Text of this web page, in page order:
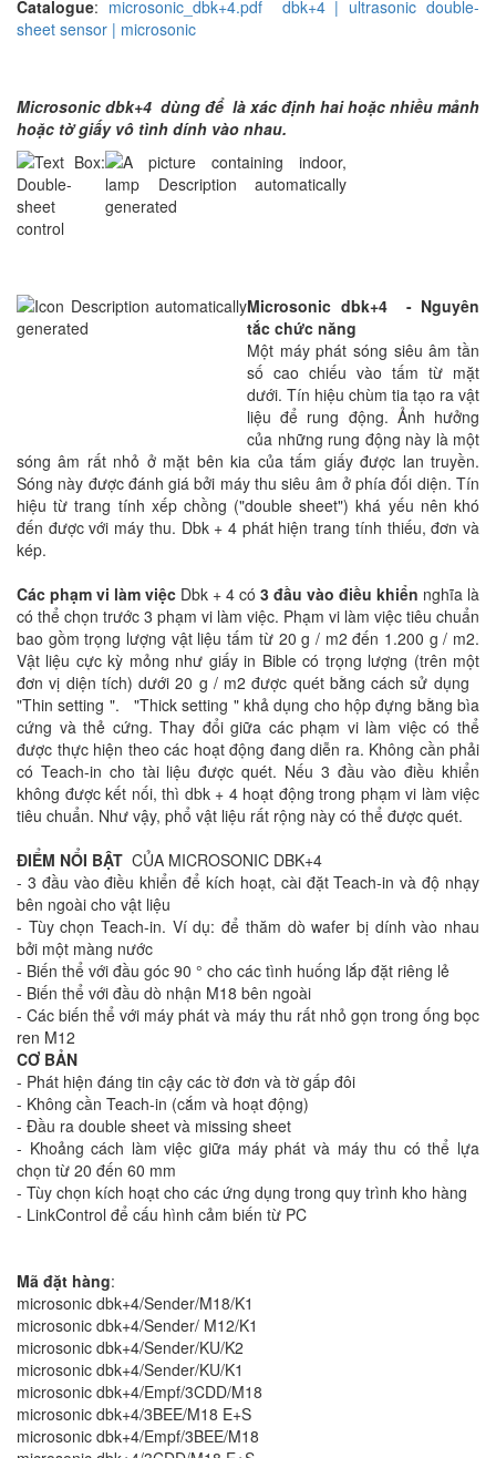
Catalogue: microsonic_dbk+4.pdf
dbk+4 | ultrasonic double-
sheet sensor | microsonic
Microsonic dbk+4 dùng để là xác định hai hoặc nhiều mảnh
hoặc tờ giấy vô tình dính vào nhau.
Microsonic dbk+4 - Nguyên
tắc chức năng
Một máy phát sóng siêu âm tần
số cao chiếu vào tấm từ mặt
dưới. Tín hiệu chùm tia tạo ra vật
liệu để rung động. Ảnh hưởng
của những rung động này là một
sóng âm rất nhỏ ở mặt bên kia của tấm giấy được lan truyền.
Sóng này được đánh giá bởi máy thu siêu âm ở phía đối diện. Tín
hiệu từ trang tính xếp chồng ("double sheet") khá yếu nên khó
đến được với máy thu. Dbk + 4 phát hiện trang tính thiếu, đơn và
kép.
Các phạm vi làm việc Dbk + 4 có 3 đầu vào điều khiển nghĩa là
có thể chọn trước 3 phạm vi làm việc. Phạm vi làm việc tiêu chuẩn
bao gồm trọng lượng vật liệu tấm từ 20 g / m2 đến 1.200 g / m2.
Vật liệu cực kỳ mỏng như giấy in Bible có trọng lượng (trên một
đơn vị diện tích) dưới 20 g / m2 được quét bằng cách sử dụng
"Thin setting ". "Thick setting " khả dụng cho hộp đựng bằng bìa
cứng và thẻ cứng. Thay đổi giữa các phạm vi làm việc có thể
được thực hiện theo các hoạt động đang diễn ra. Không cần phải
có Teach-in cho tài liệu được quét. Nếu 3 đầu vào điều khiển
không được kết nối, thì dbk + 4 hoạt động trong phạm vi làm việc
tiêu chuẩn. Như vậy, phổ vật liệu rất rộng này có thể được quét.
ĐIỂM NỔI BẬT CỦA MICROSONIC DBK+4
- 3 đầu vào điều khiển để kích hoạt, cài đặt Teach-in và độ nhạy
bên ngoài cho vật liệu
- Tùy chọn Teach-in. Ví dụ: để thăm dò wafer bị dính vào nhau
bởi một màng nước
- Biến thể với đầu góc 90 ° cho các tình huống lắp đặt riêng lẻ
- Biến thể với đầu dò nhận M18 bên ngoài
- Các biến thể với máy phát và máy thu rất nhỏ gọn trong ống bọc
ren M12
CƠ BẢN
- Phát hiện đáng tin cậy các tờ đơn và tờ gấp đôi
- Không cần Teach-in (cắm và hoạt động)
- Đầu ra double sheet và missing sheet
- Khoảng cách làm việc giữa máy phát và máy thu có thể lựa
chọn từ 20 đến 60 mm
- Tùy chọn kích hoạt cho các ứng dụng trong quy trình kho hàng
- LinkControl để cấu hình cảm biến từ PC
Mã đặt hàng:
microsonic dbk+4/Sender/M18/K1
microsonic dbk+4/Sender/ M12/K1
microsonic dbk+4/Sender/KU/K2
microsonic dbk+4/Sender/KU/K1
microsonic dbk+4/Empf/3CDD/M18
microsonic dbk+4/3BEE/M18 E+S
microsonic dbk+4/Empf/3BEE/M18